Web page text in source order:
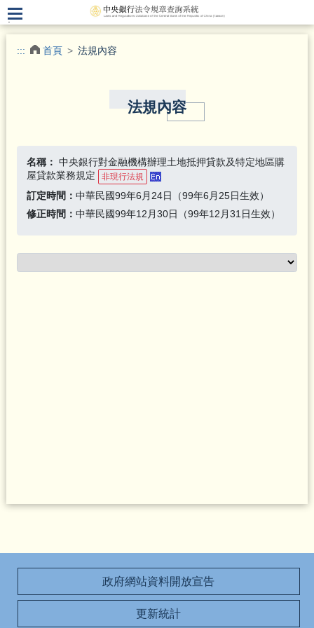
.
::: 首頁 法規內容
法規內容
名稱： 中央銀行對金融機構辦理土地抵押貸款及特定地區購
屋貸款業務規定
非現行法規
訂定時間： 中華民國99年6月24日（99年6月25日生效）
修正時間： 中華民國99年12月30日（99年12月31日生效）
政府網站資料開放宣告
更新統計